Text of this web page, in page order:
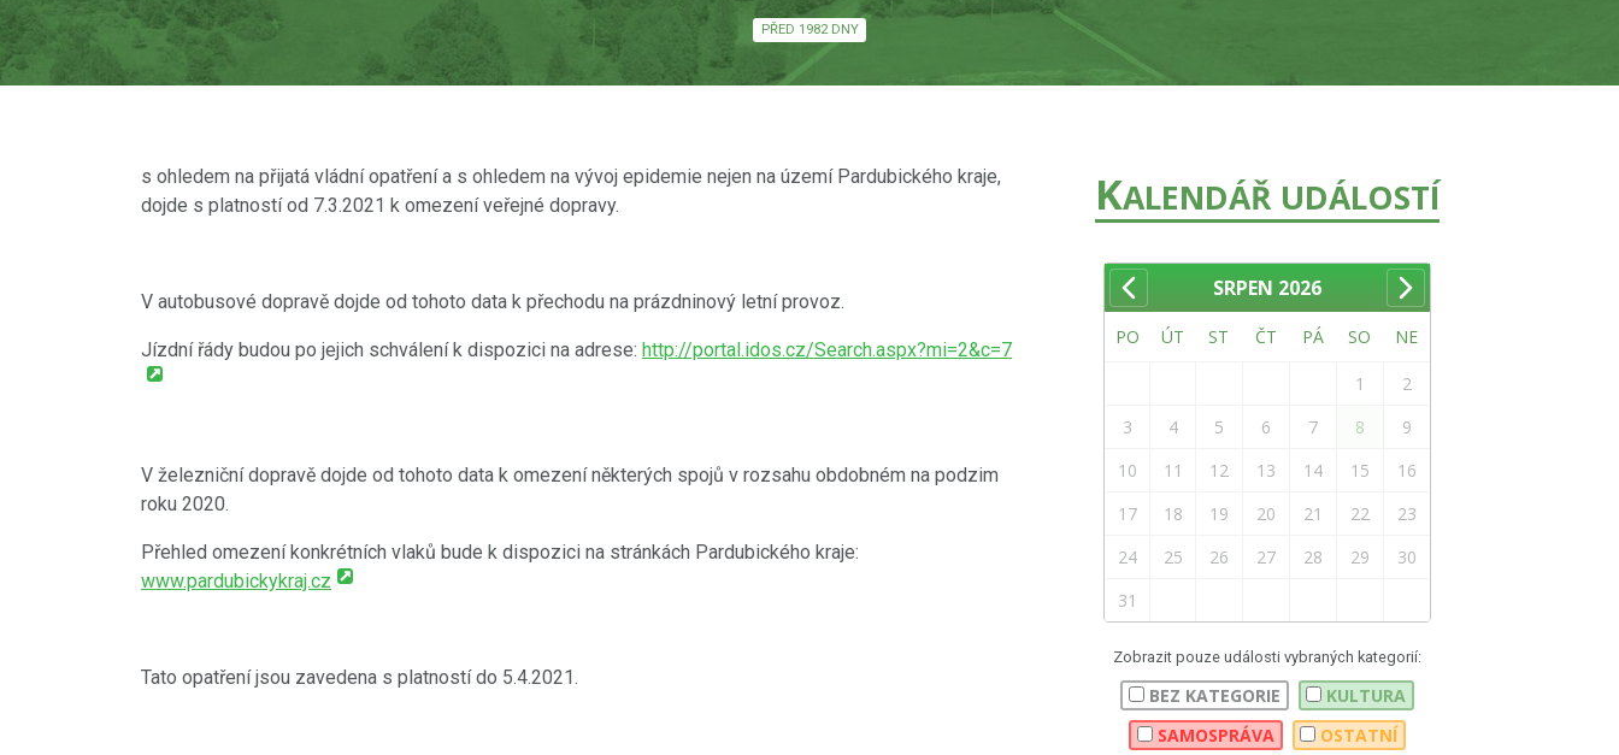
PŘED 1982 DNY
s ohledem na přijatá vládní opatření a s ohledem na vývoj epidemie nejen na území Pardubického kraje,
dojde s platností od 7.3.2021 k omezení veřejné dopravy.
V autobusové dopravě dojde od tohoto data k přechodu na prázdninový letní provoz.
Jízdní řády budou po jejich schválení k dispozici na adrese: http://portal.idos.cz/Search.aspx?mi=2&c=7
V železniční dopravě dojde od tohoto data k omezení některých spojů v rozsahu obdobném na podzim
roku 2020.
Přehled omezení konkrétních vlaků bude k dispozici na stránkách Pardubického kraje:
www.pardubickykraj.cz
Tato opatření jsou zavedena s platností do 5.4.2021.
KALENDÁŘ UDÁLOSTÍ
SRPEN 2026
PO ÚT ST ČT PÁ SO NE
1
2
3
4 5 6 7 8
9
10
11 12 13 14 15
16
17
18 19 20 21 22
23
24
25 26 27 28 29
30
31
Zobrazit pouze události vybraných kategorií:
BEZ KATEGORIE
KULTURA
SAMOSPRÁVA
OSTATNÍ